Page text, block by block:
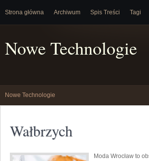
Strona główna Archiwum Spis Treści Tagi
Nowe Technologie
Nowe Technologie
Wałbrzych
Moda Wrocław to